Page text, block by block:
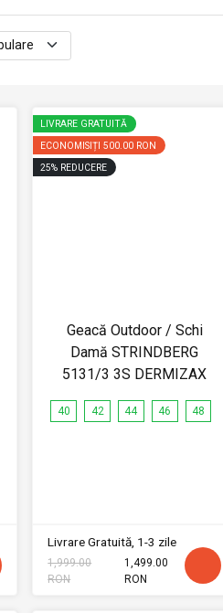
LIVRARE GRATUITĂ
ECONOMISIȚI 500.00 RON
25% REDUCERE
Geacă Outdoor / Schi
Damă STRINDBERG
5131/3 3S DERMIZAX
40 42 44 46 48
Livrare Gratuită, 1-3 zile
1,999.00
RON
1,499.00
RON